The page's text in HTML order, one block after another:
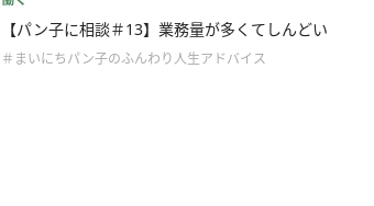
【パン子に相談＃13】業務量が多くてしんどい
＃まいにちパン子のふんわり人生アドバイス